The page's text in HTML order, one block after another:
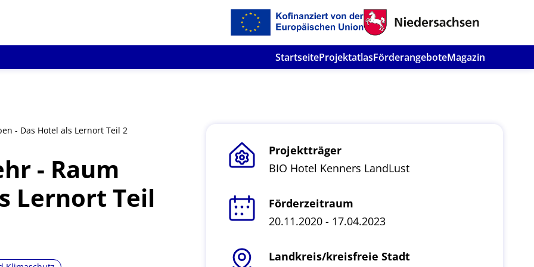
StartseiteProjektatlasFörderangeboteMagazin
- Das Hotel als Lernort Teil 2
- Raum
Lernort Teil
Projektträger
BIO Hotel Kenners LandLust
Förderzeitraum
20.11.2020 - 17.04.2023
Landkreis/kreisfreie Stadt